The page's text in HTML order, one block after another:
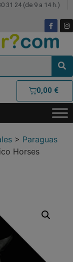
31 24 (de 9 a 14 h.)
0,00 €
> Paraguas
Horses